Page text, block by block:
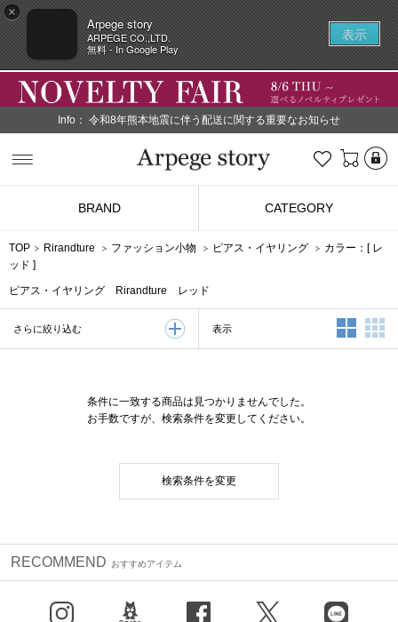
×
Arpege story
ARPEGE CO.,LTD.
無料 - In Google Play
表示
Info： 令和8年熊本地震に伴う配送に関する重要なお知らせ
お気に入り
BRAND CATEGORY
TOP Rirandture ファッション小物 ピアス・イヤリング カラー：[ レ
ッド ]
ピアス・イヤリング Rirandture レッド
さらに絞り込む 表示 2列表示
条件に一致する商品は見つかりませんでした。
お手数ですが、検索条件を変更してください。
検索条件を変更
RECOMMEND おすすめアイテム
X（旧Twitter） LINE